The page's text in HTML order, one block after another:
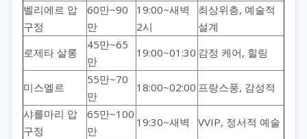
벨리에르 압
구정
60만~90
만
19:00~새벽
2시
최상위층, 예술적
설계
로제타 살롱
45만~65
만
19:00~01:30 감정 케어, 힐링
미스엘르
55만~70
만
18:00~02:00 프랑스풍, 감성적
샤를마리 압
구정
65만~100
만
19:30~새벽
VVIP, 정서적 예술